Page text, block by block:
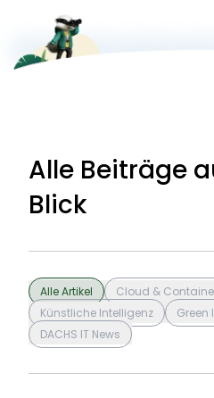
Alle Beiträge
Blick
Alle Artikel Cloud &
Künstliche Intelligenz
Green
DACHS IT News